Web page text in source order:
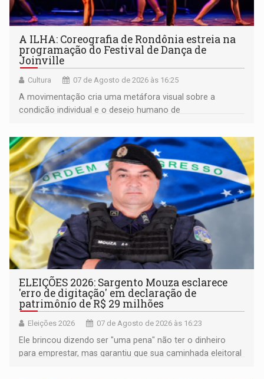
A ILHA: Coreografia de Rondônia estreia na
programação do Festival de Dança de
Joinville
Cultura 07 de Agosto de 2026 às 16:25
A movimentação cria uma metáfora visual sobre a
condição individual e o desejo humano de
ELEIÇÕES 2026: Sargento Mouza esclarece
'erro de digitação' em declaração de
patrimônio de R$ 29 milhões
Eleições 2026 07 de Agosto de 2026 às 16:23
Ele brincou dizendo ser "uma pena" não ter o dinheiro
para emprestar, mas garantiu que sua caminhada eleitoral